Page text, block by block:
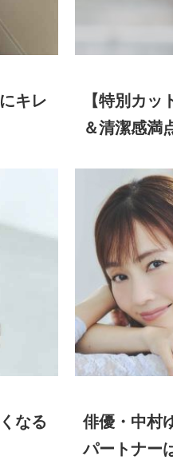
キレ
なる
【特別カ
＆清潔感満
俳優・中村
パートナー